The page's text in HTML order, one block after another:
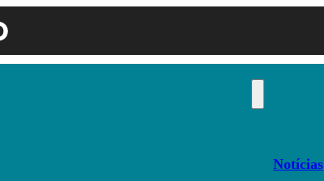
Notícias